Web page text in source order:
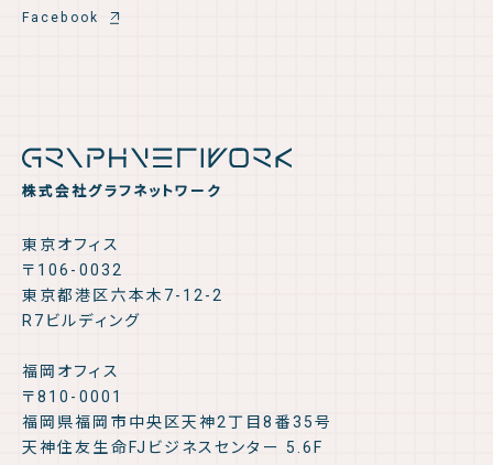
株式会社グラフネットワーク
東京オフィス
〒106-0032
東京都港区六本木7-12-2
R7ビルディング
福岡オフィス
〒810-0001
福岡県福岡市中央区天神2丁目8番35号
天神住友生命FJビジネスセンター 5.6F
Facebook